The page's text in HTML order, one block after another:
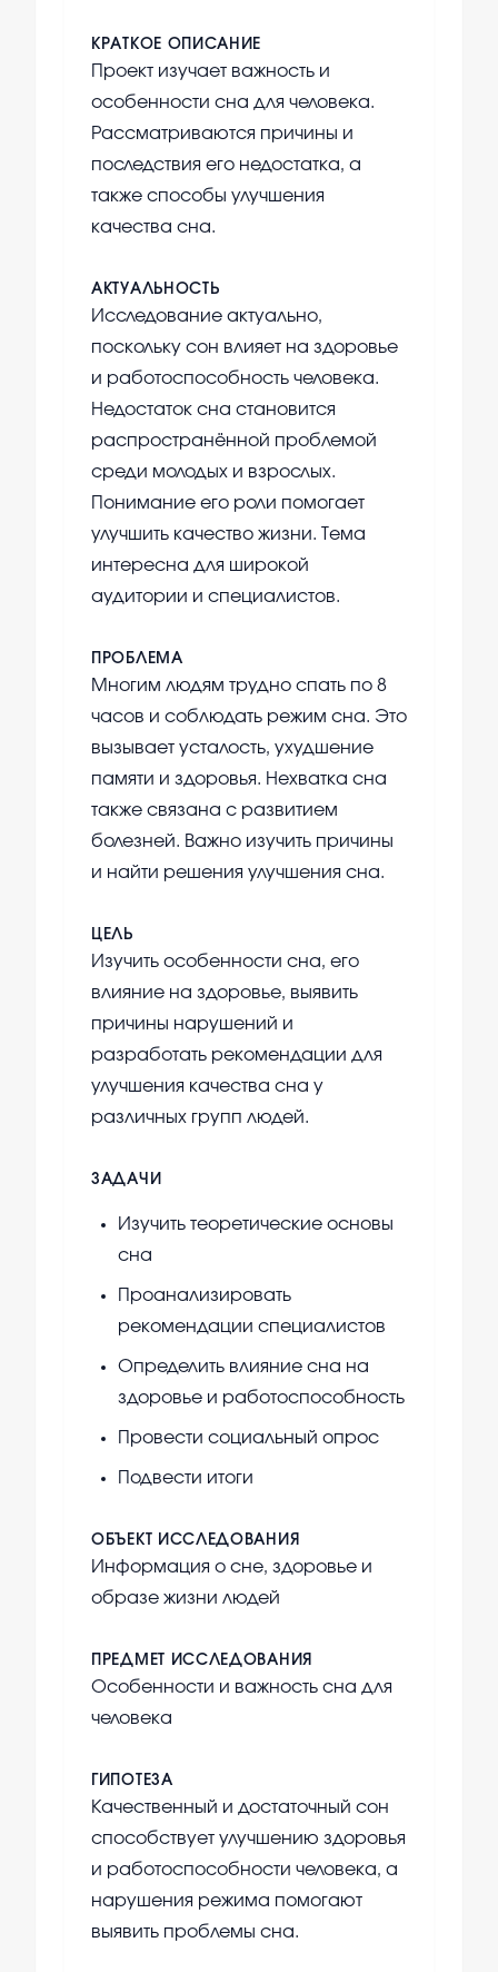
КРАТКОЕ ОПИСАНИЕ
Проект изучает важность и
особенности сна для человека.
Рассматриваются причины и
последствия его недостатка, а
также способы улучшения
качества сна.
АКТУАЛЬНОСТЬ
Исследование актуально,
поскольку сон влияет на здоровье
и работоспособность человека.
Недостаток сна становится
распространённой проблемой
среди молодых и взрослых.
Понимание его роли помогает
улучшить качество жизни. Тема
интересна для широкой
аудитории и специалистов.
ПРОБЛЕМА
Многим людям трудно спать по 8
часов и соблюдать режим сна. Это
вызывает усталость, ухудшение
памяти и здоровья. Нехватка сна
также связана с развитием
болезней. Важно изучить причины
и найти решения улучшения сна.
ЦЕЛЬ
Изучить особенности сна, его
влияние на здоровье, выявить
причины нарушений и
разработать рекомендации для
улучшения качества сна у
различных групп людей.
ЗАДАЧИ
Изучить теоретические основы
сна
Проанализировать
рекомендации специалистов
Определить влияние сна на
здоровье и работоспособность
Провести социальный опрос
Подвести итоги
ОБЪЕКТ ИССЛЕДОВАНИЯ
Информация о сне, здоровье и
образе жизни людей
ПРЕДМЕТ ИССЛЕДОВАНИЯ
Особенности и важность сна для
человека
ГИПОТЕЗА
Качественный и достаточный сон
способствует улучшению здоровья
и работоспособности человека, а
нарушения режима помогают
выявить проблемы сна.